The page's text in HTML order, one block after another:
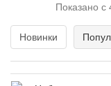
Показано с
Новинки